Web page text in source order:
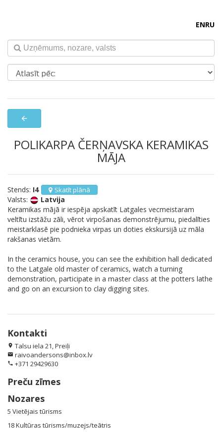
ENRU
arrow_back
POLIKARPA ČERŅAVSKA KERAMIKAS
MĀJA
Stends: I4 Skatīt plānā
Valsts:
Latvija
Keramikas mājā ir iespēja apskatīt Latgales vecmeistaram
veltītu izstāžu zāli, vērot virpošanas demonstrējumu, piedalīties
meistarklasē pie podnieka virpas un doties ekskursijā uz māla
rakšanas vietām.
In the ceramics house, you can see the exhibition hall dedicated
to the Latgale old master of ceramics, watch a turning
demonstration, participate in a master class at the potters lathe
and go on an excursion to clay digging sites.
Kontakti
location_on Talsu iela 21, Preiļi
email raivoandersons@inbox.lv
phone +371 29429630
Preču zīmes
Nozares
5 Vietējais tūrisms
18 Kultūras tūrisms/muzejs/teātris